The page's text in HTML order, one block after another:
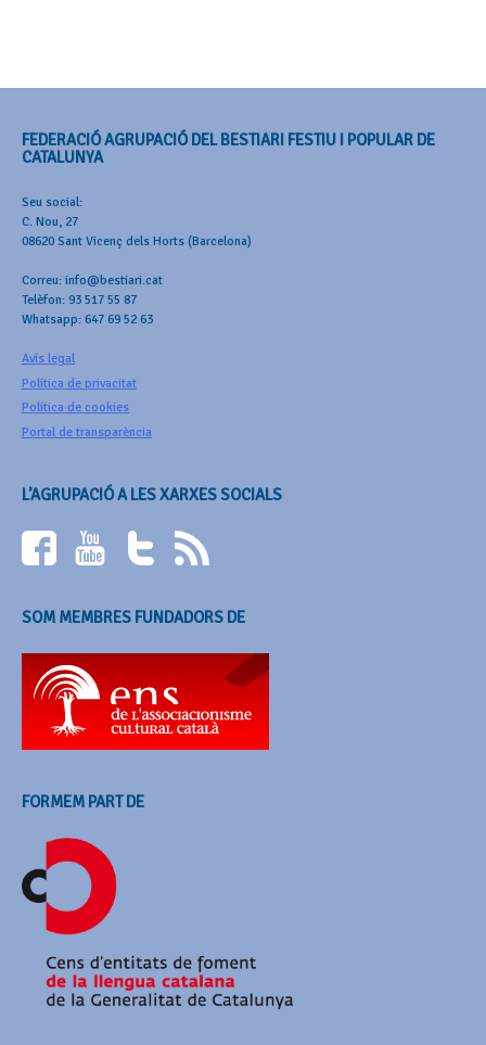
FEDERACIÓ AGRUPACIÓ DEL BESTIARI FESTIU I POPULAR DE
CATALUNYA
Seu social:
C. Nou, 27
08620 Sant Vicenç dels Horts (Barcelona)
Correu: info@bestiari.cat
Telèfon: 93 517 55 87
Whatsapp: 647 69 52 63
Avís legal
Política de privacitat
Política de cookies
Portal de transparència
L’AGRUPACIÓ A LES XARXES SOCIALS
SOM MEMBRES FUNDADORS DE
FORMEM PART DE